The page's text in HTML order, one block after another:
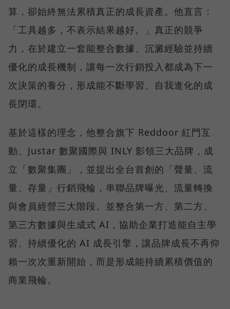
算，卻始終無法累積真正的成長資產。他直言：
「工具越多，不表示結果越好。」真正的競爭
力，在於建立一套能整合數據、沉澱經驗並持續
優化的成長機制，讓每一次行銷投入都成為下一
次決策的養分，形成能不斷學習、自我進化的成
長閉環。
基於這樣的理念，他整合旗下 Reddoor 紅門互
動、Justar 數聚國際與 INLY 影領三大品牌，成
立「數聚集團」，並提出全台首創的「聲量、流
量、存量」行銷飛輪，串聯品牌曝光、流量轉換
與會員經營三大階段。並整合第一方、第二方、
第三方數據與生成式 AI，協助企業打造能自主學
習、持續優化的 AI 成長引擎，讓品牌成長不再仰
賴一次次重新開始，而是形成能持續累積價值的
商業飛輪。